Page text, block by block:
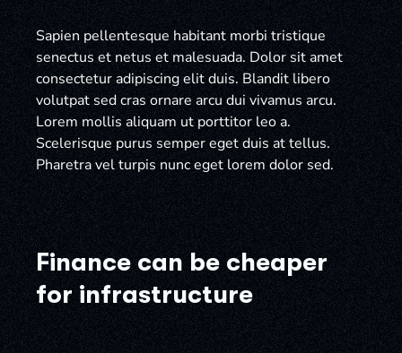
Sapien pellentesque habitant morbi tristique
senectus et netus et malesuada. Dolor sit amet
consectetur adipiscing elit duis. Blandit libero
volutpat sed cras ornare arcu dui vivamus arcu.
Lorem mollis aliquam ut porttitor leo a.
Scelerisque purus semper eget duis at tellus.
Pharetra vel turpis nunc eget lorem dolor sed.
Finance can be cheaper
for infrastructure